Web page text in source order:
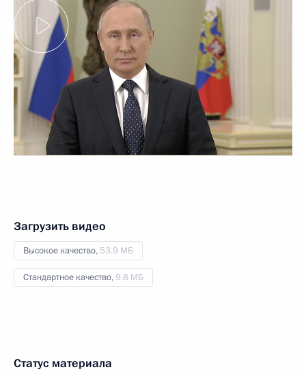
Загрузить видео
Высокое качество, 53.9 МБ
Стандартное качество,9.8 МБ
Статус материала